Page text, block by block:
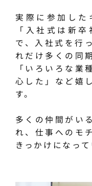
実際に参加した
「入社式は新
で、入社式を行
れだけ多くの同
「いろいろな業
心した」など嬉
す。
多くの仲間がい
れ、仕事へのモ
きっかけになって